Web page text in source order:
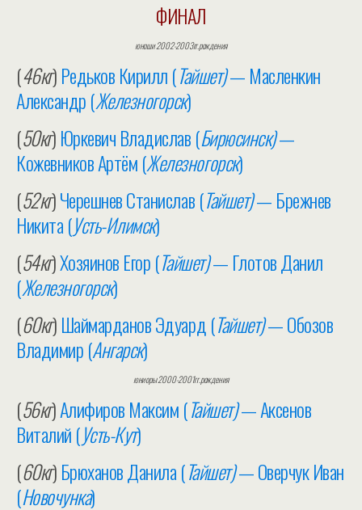
ФИНАЛ
юноши 2002-2003гг.рождения
(46кг)Редьков Кирилл (Тайшет)— Масленкин
Александр (Железногорск)
(50кг)Юркевич Владислав (Бирюсинск)—
Кожевников Артём (Железногорск)
(52кг)Черешнев Станислав (Тайшет)— Брежнев
Никита (Усть-Илимск)
(54кг)Хозяинов Егор (Тайшет)— Глотов Данил
(Железногорск)
(60кг)Шаймарданов Эдуард (Тайшет)— Обозов
Владимир (Ангарск)
юниоры 2000-2001гг.рождения
(56кг)Алифиров Максим (Тайшет)— Аксенов
Виталий (Усть-Кут)
(60кг)Брюханов Данила (Тайшет)— Оверчук Иван
(Новочунка)